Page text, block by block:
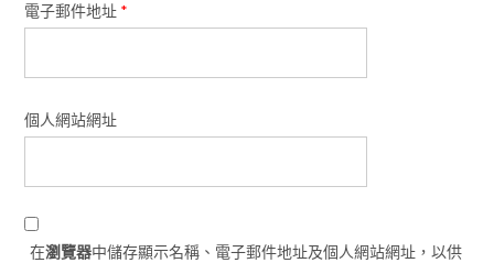
電子郵件地址 *
個人網站網址
在瀏覽器中儲存顯示名稱、電子郵件地址及個人網站網址，以供